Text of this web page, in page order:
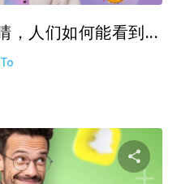
，人们如何能看到...